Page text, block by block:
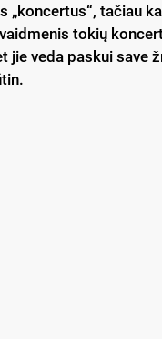
„koncertus“, tačiau
tokių
jie veda paskui save